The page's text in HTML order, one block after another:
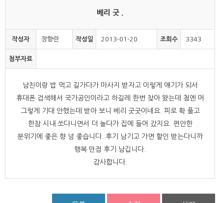
베리 굿 .
작성자 장향란 작성일 2013-01-20 조회수 3343
첨부자료
남친이랑 밥 먹고 길가다가 마사지 받자고 이렇게 얘기가 되서
휴대폰 검색해서 국가공인이라고 하길레 한번 찾아 왔는데 첨엔 머
그렇게 기대 안했는데 받아 보니 베리 굿굿이네요. 피로 확 풀고
한참 시내 쏘다니면서 더 놀다가 집에 들어 갔지요. 편안한
분위기에 좋은 향 넘 좋습니다. 후기 남기고 가면 할인 받는다니까
행복 만점 후기 남깁니다.
감사합니다.